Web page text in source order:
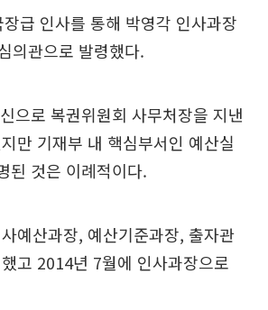
급 인사를 통해 박영각 인사과장
의관으로 발령했다.
으로 복권위원회 사무처장을 지낸
만 기재부 내 핵심부서인 예산실
된 것은 이례적이다.
예산과장, 예산기준과장, 출자관
고 2014년 7월에 인사과장으로